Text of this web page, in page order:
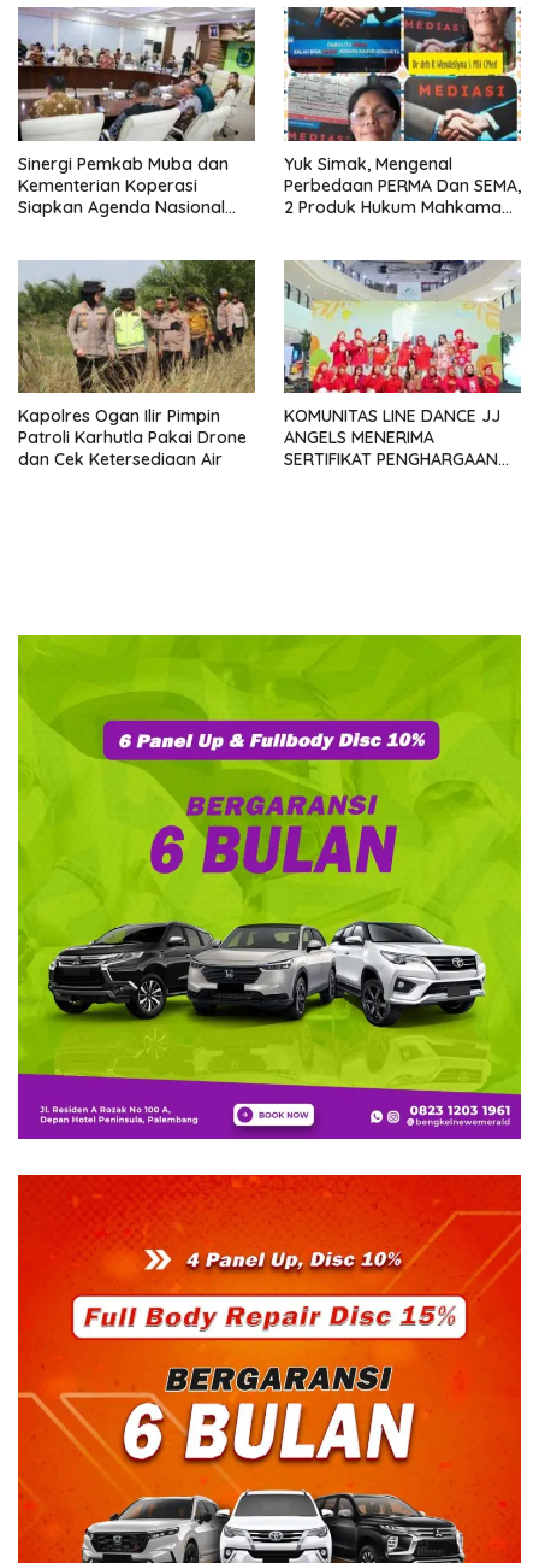
Perusahaan
Sinergi Pemkab Muba dan
Kementerian Koperasi
Siapkan Agenda Nasional
Pabrik KUD Sejahtera
Dimatangkan
Yuk Simak, Mengenal
Perbedaan PERMA Dan SEMA,
2 Produk Hukum Mahkamah
Kapolres Ogan Ilir Pimpin
Patroli Karhutla Pakai Drone
dan Cek Ketersediaan Air
KOMUNITAS LINE DANCE JJ
ANGELS MENERIMA
SERTIFIKAT PENGHARGAAN